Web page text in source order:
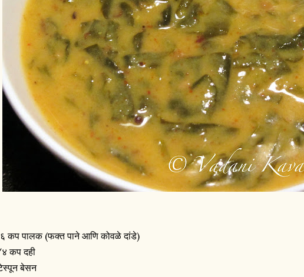
कप पालक (फक्त पाने आणि कोवळे दांडे)
कप दही
बेसन